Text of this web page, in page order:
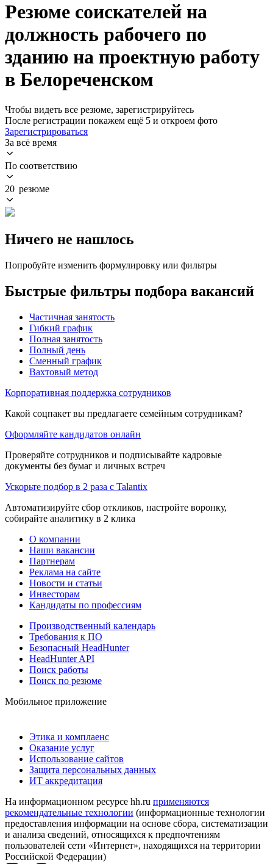
Резюме соискателей на
должность рабочего по
зданию на проектную работу
в Белореченском
Чтобы видеть все резюме, зарегистрируйтесь
После регистрации покажем ещё 5 и откроем фото
Зарегистрироваться
За всё время
По соответствию
20 резюме
Ничего не нашлось
Попробуйте изменить формулировку или фильтры
Быстрые фильтры подбора вакансий
Частичная занятость
Гибкий график
Полная занятость
Полный день
Сменный график
Вахтовый метод
Корпоративная поддержка сотрудников
Какой соцпакет вы предлагаете семейным сотрудникам?
Оформляйте кандидатов онлайн
Проверяйте сотрудников и подписывайте кадровые
документы без бумаг и личных встреч
Ускорьте подбор в 2 раза с Talantix
Автоматизируйте сбор откликов, настройте воронку,
собирайте аналитику в 2 клика
О компании
Наши вакансии
Партнерам
Реклама на сайте
Новости и статьи
Инвесторам
Кандидаты по профессиям
Производственный календарь
Требования к ПО
Безопасный HeadHunter
HeadHunter API
Поиск работы
Поиск по резюме
Мобильное приложение
Этика и комплаенс
Оказание услуг
Использование сайтов
Защита персональных данных
ИТ аккредитация
На информационном ресурсе hh.ru применяются
рекомендательные технологии (информационные технологии
предоставления информации на основе сбора, систематизации
и анализа сведений, относящихся к предпочтениям
пользователей сети «Интернет», находящихся на территории
Российской Федерации)